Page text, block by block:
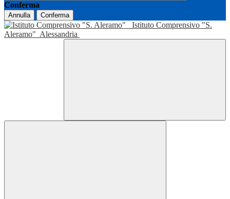
Conferma
Annulla Conferma
Istituto Comprensivo "S.
Aleramo" Alessandria